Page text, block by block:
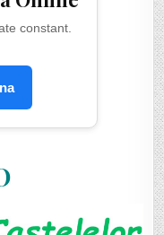
constant.